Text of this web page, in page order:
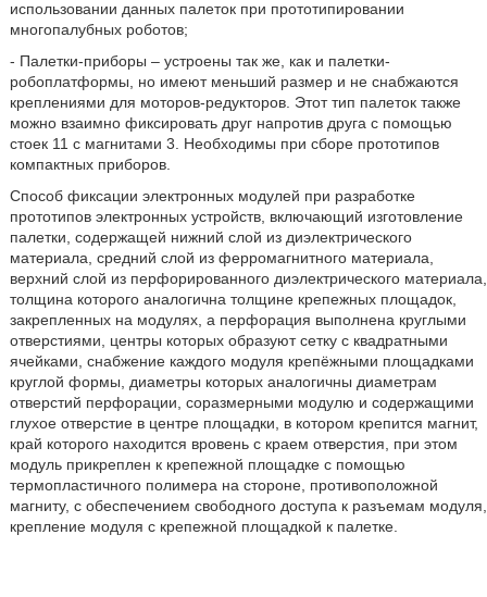
использовании данных палеток при прототипировании
многопалубных роботов;
- Палетки-приборы – устроены так же, как и палетки-
робоплатформы, но имеют меньший размер и не снабжаются
креплениями для моторов-редукторов. Этот тип палеток также
можно взаимно фиксировать друг напротив друга с помощью
стоек 11 с магнитами 3. Необходимы при сборе прототипов
компактных приборов.
Способ фиксации электронных модулей при разработке
прототипов электронных устройств, включающий изготовление
палетки, содержащей нижний слой из диэлектрического
материала, средний слой из ферромагнитного материала,
верхний слой из перфорированного диэлектрического материала,
толщина которого аналогична толщине крепежных площадок,
закрепленных на модулях, а перфорация выполнена круглыми
отверстиями, центры которых образуют сетку с квадратными
ячейками, снабжение каждого модуля крепёжными площадками
круглой формы, диаметры которых аналогичны диаметрам
отверстий перфорации, соразмерными модулю и содержащими
глухое отверстие в центре площадки, в котором крепится магнит,
край которого находится вровень с краем отверстия, при этом
модуль прикреплен к крепежной площадке с помощью
термопластичного полимера на стороне, противоположной
магниту, с обеспечением свободного доступа к разъемам модуля,
крепление модуля с крепежной площадкой к палетке.